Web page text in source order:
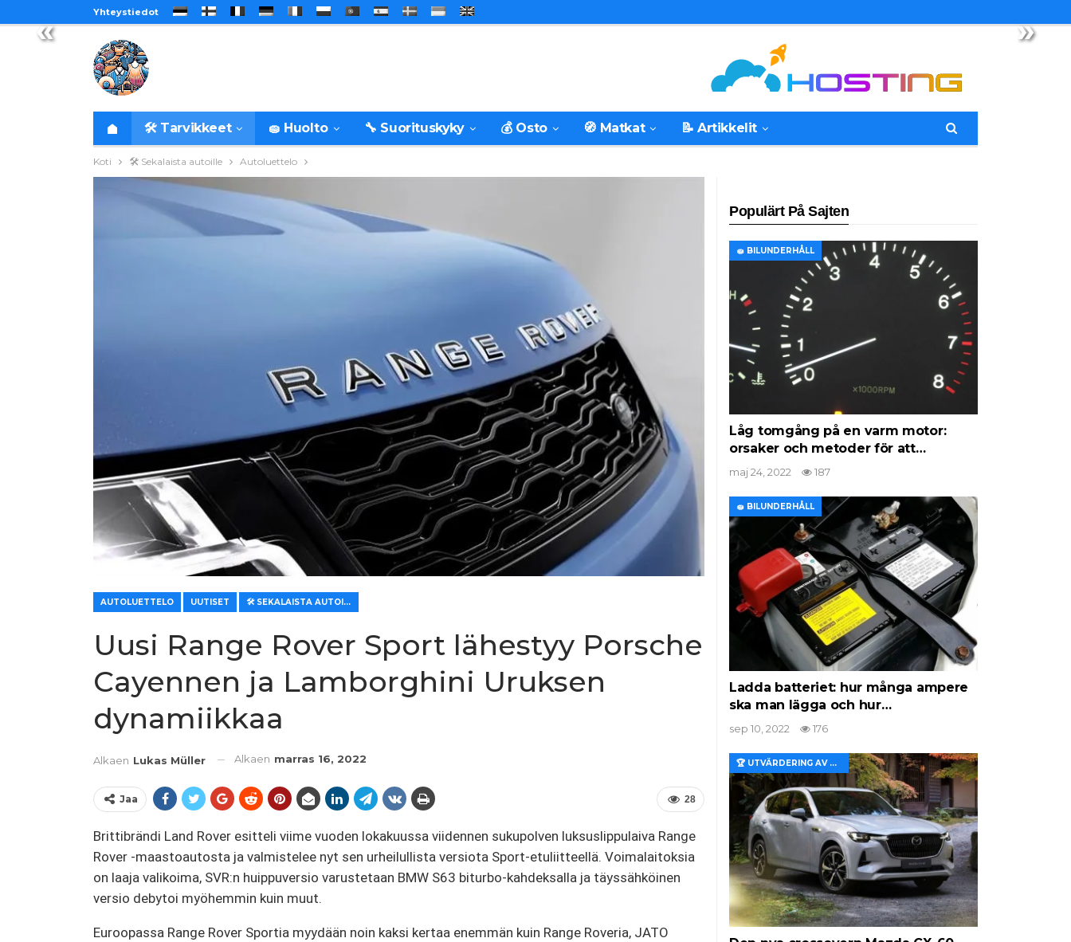
« »
Yhteystiedot
🛠️ Tarvikkeet 🧽 Huolto 🔧 Suorituskyky 💰 Osto 🧭 Matkat 📝 Artikkelit
Koti 🛠️ Sekalaista autoille Autoluettelo
AUTOLUETTELO UUTISET 🛠️ SEKALAISTA AUTOILLE
Uusi Range Rover Sport lähestyy Porsche
Cayennen ja Lamborghini Uruksen
dynamiikkaa
Alkaen Lukas Müller Alkaen marras 16, 2022
28
Jaa
Brittibrändi Land Rover esitteli viime vuoden lokakuussa viidennen sukupolven luksuslippulaiva Range
Rover -maastoautosta ja valmistelee nyt sen urheilullista versiota Sport-etuliitteellä. Voimalaitoksia
on laaja valikoima, SVR:n huippuversio varustetaan BMW S63 biturbo-kahdeksalla ja täyssähköinen
versio debytoi myöhemmin kuin muut.
Euroopassa Range Rover Sportia myydään noin kaksi kertaa enemmän kuin Range Roveria, JATO
Populärt På Sajten
🧽 BILUNDERHÅLL
Låg tomgång på en varm motor:
orsaker och metoder för att…
maj 24, 2022 187
🧽 BILUNDERHÅLL
Ladda batteriet: hur många ampere
ska man lägga och hur…
sep 10, 2022 176
🏆 UTVÄRDERING AV EGENSKAPER OCH VÄRDE